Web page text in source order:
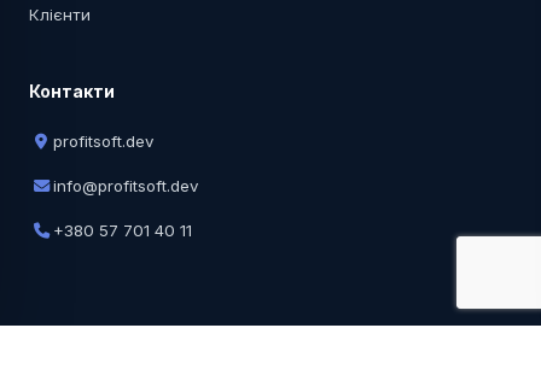
Клієнти
Контакти
profitsoft.dev
info@profitsoft.dev
+380 57 701 40 11